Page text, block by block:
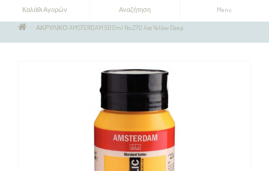
Menu
Αναζήτηση
Καλάθι Αγορών
ΑΚΡΥΛΙΚΟ AMSTERDAM 500ml No.270 Azo Yellow Deep